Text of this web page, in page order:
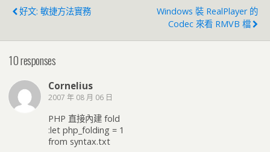
好文: 敏捷方法實務
Windows 裝 RealPlayer 的
Codec 來看 RMVB 檔
10 responses
Cornelius
2007 年 08 月 06 日
PHP 直接內建 fold
:let php_folding = 1
from syntax.txt